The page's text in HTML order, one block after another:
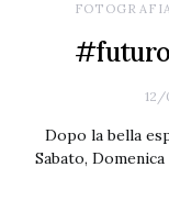
12/
Dopo la bella
Sabato,